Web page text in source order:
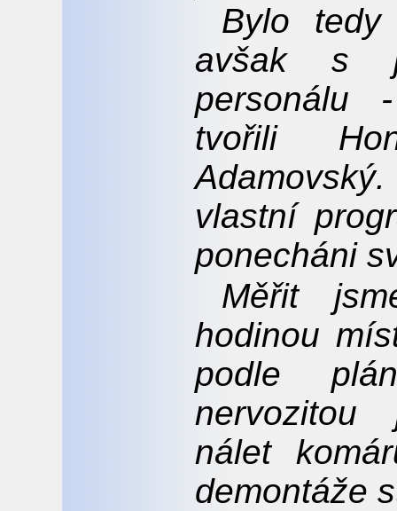
Bylo
avšak s
personálu
tvořili
vlastní
ponecháni
Měřit
hodinou
podle
nervozitou
nálet
demontáže